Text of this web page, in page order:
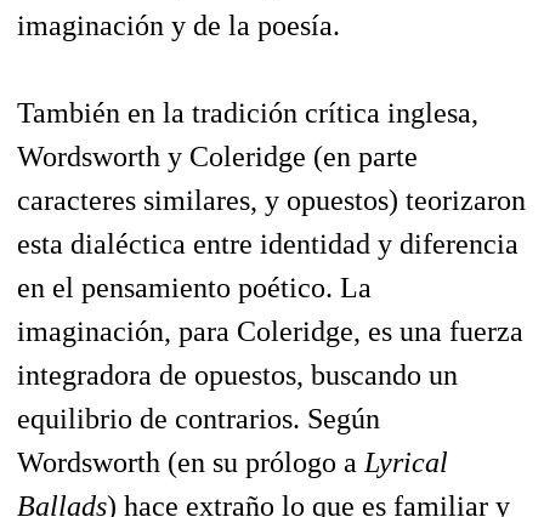
imaginación y de la poesía.
También en la tradición crítica inglesa,
Wordsworth y Coleridge (en parte
caracteres similares, y opuestos) teorizaron
esta dialéctica entre identidad y diferencia
en el pensamiento poético. La
imaginación, para Coleridge, es una fuerza
integradora de opuestos, buscando un
equilibrio de contrarios. Según
Wordsworth (en su prólogo a Lyrical
Ballads) hace extraño lo que es familiar y